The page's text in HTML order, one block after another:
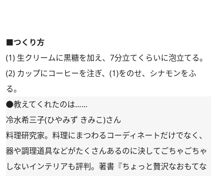
■つくり方
(1) 生クリームに黒糖を加え、7分立てくらいに泡立てる。
(2) カップにコーヒーを注ぎ、(1)をのせ、シナモンをふ
る。
●教えてくれたのは……
冷水希三子(ひやみず きみこ)さん
料理研究家。料理にまつわるコーディネートだけでなく、
器や調理道具などがたくさんあるのに決してごちゃごちゃ
しないインテリアも評判。著書『ちょっと贅沢なおもてな